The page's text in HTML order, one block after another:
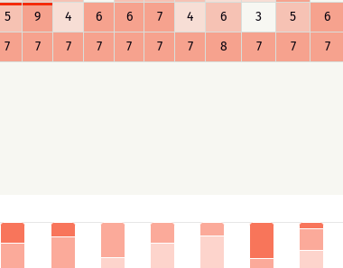
5 9 4 6 6 7 4 6 3 5 6
7 7 7 7 7 7 7 8 7 7 7